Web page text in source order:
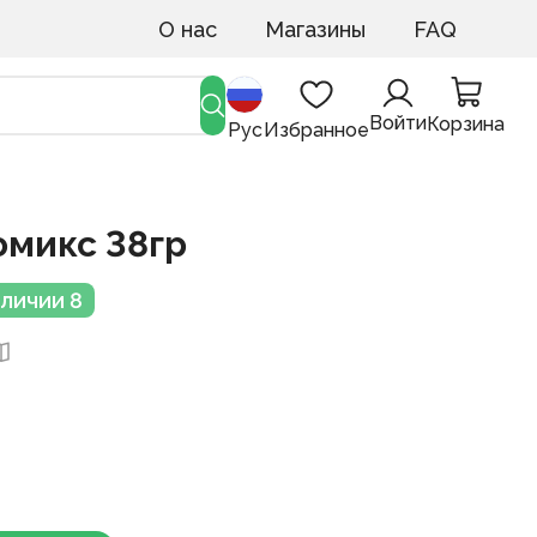
О нас Магазины FAQ
РусИзбранноеВойтиКорзина
38гр
8